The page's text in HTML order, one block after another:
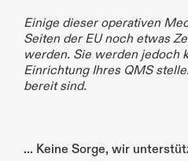
Einige dieser operativen
Seiten der EU noch etwas
werden. Sie werden jedoch
Einrichtung Ihres QMS
bereit sind.
… Keine Sorge, wir